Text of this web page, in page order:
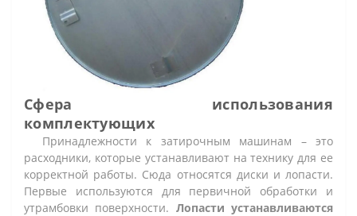
Сфера использования
комплектующих
Принадлежности к затирочным машинам – это
расходники, которые устанавливают на технику для ее
корректной работы. Сюда относятся диски и лопасти.
Первые используются для первичной обработки и
утрамбовки поверхности. Лопасти устанавливаются